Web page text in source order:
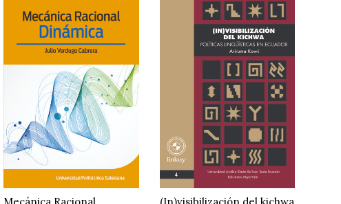
Mecánica Racional.
(In)visibilización del kichwa